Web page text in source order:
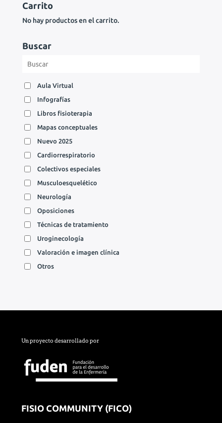
Carrito
No hay productos en el carrito.
Buscar
Aula Virtual
Infografías
Libros fisioterapia
Mapas conceptuales
Nuevo 2025
Cardiorrespiratorio
Colectivos especiales
Musculoesquelético
Neurología
Oposiciones
Técnicas de tratamiento
Uroginecología
Valoración e imagen clínica
Otros
Un proyecto desarrollado por
FISIO COMMUNITY (FICO)